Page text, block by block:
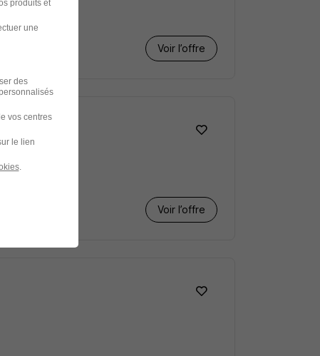
Voir l’offre
Voir l’offre
produits et
une
des
vos centres
le lien
.